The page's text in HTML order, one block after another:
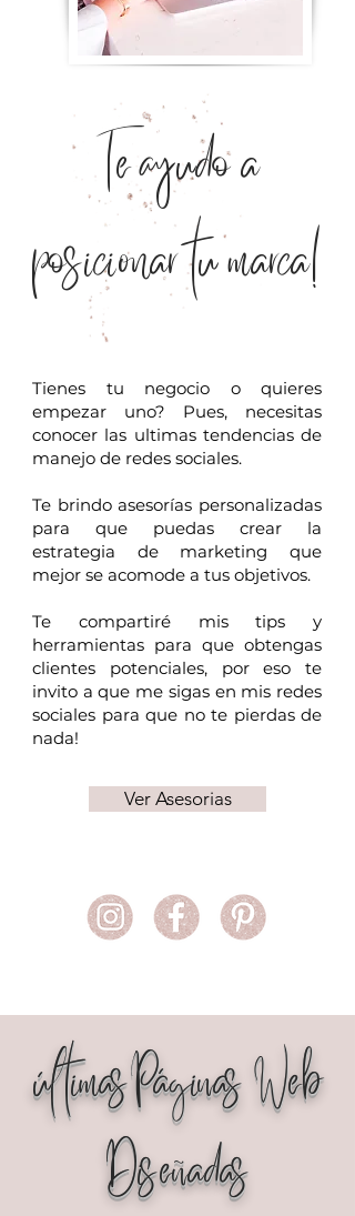
Te ayudo a
posicionar tu marca!
Tienes tu negocio o quieres
empezar uno? Pues, necesitas
conocer las ultimas tendencias de
manejo de redes sociales.
Te brindo asesorías personalizadas
para que puedas crear la
estrategia de marketing que
mejor se acomode a tus objetivos.
Te compartiré mis tips y
herramientas para que obtengas
clientes potenciales, por eso te
invito a que me sigas en mis redes
sociales para que no te pierdas de
nada!
Ver Asesorias
últimasPáginas Web
Diseñadas